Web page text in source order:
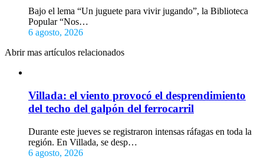
Bajo el lema “Un juguete para vivir jugando”, la Biblioteca
Popular “Nos…
6 agosto, 2026
Abrir mas artículos relacionados
Villada: el viento provocó el desprendimiento
del techo del galpón del ferrocarril
Durante este jueves se registraron intensas ráfagas en toda la
región. En Villada, se desp…
6 agosto, 2026